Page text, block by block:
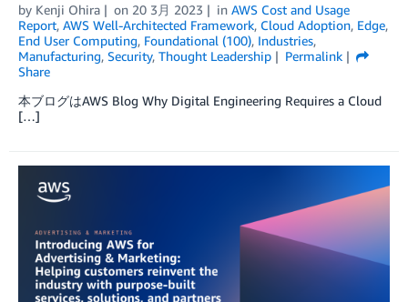
by Kenji Ohira on 20 3月 2023 in AWS Cost and Usage
Report, AWS Well-Architected Framework, Cloud Adoption, Edge,
End User Computing, Foundational (100), Industries,
Manufacturing, Security, Thought Leadership
Permalink
Share
本ブログはAWS Blog Why Digital Engineering Requires a Cloud
[…]